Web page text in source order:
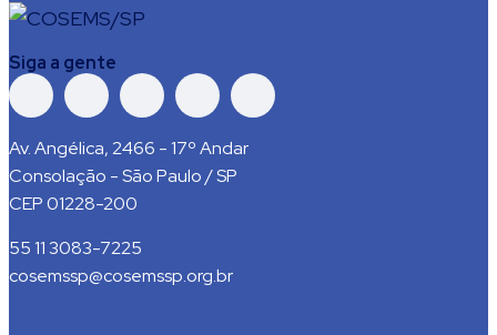
Siga a gente
Av. Angélica, 2466 - 17º Andar
Consolação - São Paulo / SP
CEP 01228-200
55 11 3083-7225
cosemssp@cosemssp.org.br